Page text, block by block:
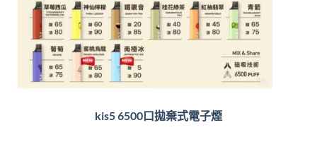
kis5 6500口拋棄式電子煙